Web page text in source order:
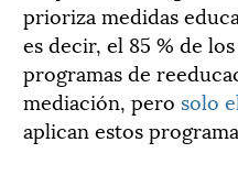
prioriza medidas
es decir, el 85 % de
programas de
mediación, pero solo
aplican estos